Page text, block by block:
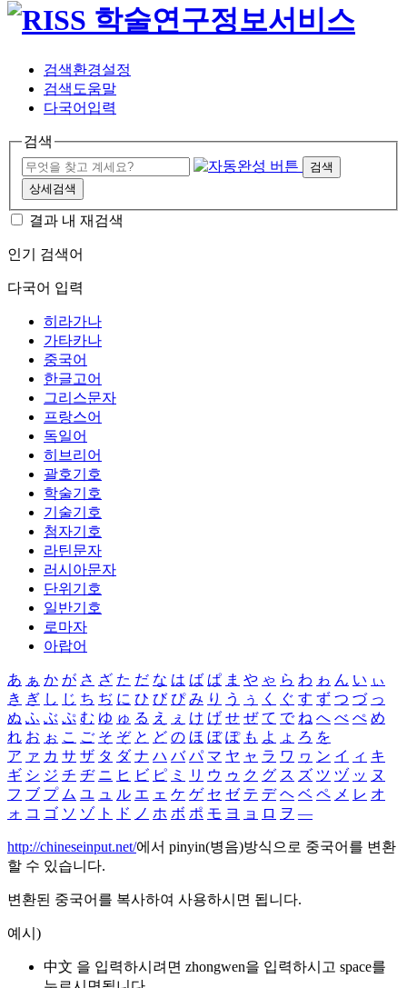
검색환경설정
검색도움말
다국어입력
검색
검색
상세검색
결과 내 재검색
인기 검색어
다국어 입력
히라가나
가타카나
중국어
한글고어
그리스문자
프랑스어
독일어
히브리어
괄호기호
학술기호
기술기호
첨자기호
라틴문자
러시아문자
단위기호
일반기호
로마자
아랍어
あ ぁ か が さ ざ た だ な は ば ぱ ま や ゃ ら わ ゎ ん い ぃ
き ぎ し じ ち ぢ に ひ び ぴ み り う ぅ く ぐ す ず つ づ っ
ぬ ふ ぶ ぷ む ゆ ゅ る え ぇ け げ せ ぜ て で ね へ べ ぺ め
れ お ぉ こ ご そ ぞ と ど の ほ ぼ ぽ も よ ょ ろ を
ア ァ カ サ ザ タ ダ ナ ハ バ パ マ ヤ ャ ラ ワ ヮ ン イ ィ キ
ギ シ ジ チ ヂ ニ ヒ ビ ピ ミ リ ウ ゥ ク グ ス ズ ツ ヅ ッ ヌ
フ ブ プ ム ユ ュ ル エ ェ ケ ゲ セ ゼ テ デ ヘ ベ ペ メ レ オ
ォ コ ゴ ソ ゾ ト ド ノ ホ ボ ポ モ ヨ ョ ロ ヲ ―
http://chineseinput.net/에서 pinyin(병음)방식으로 중국어를 변환
할 수 있습니다.
변환된 중국어를 복사하여 사용하시면 됩니다.
예시)
中文 을 입력하시려면 zhongwen을 입력하시고 space를